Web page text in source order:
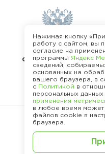
В реестре
операторов перс.
данных
Политика
Нажимая кнопку
работу с сайтом, вы
согласие на
программы Яндекс
сведений,
основанных на
вашего браузера, в
с Политикой в
персональных данных
применения
в любое время
файлов cookie в
браузера.